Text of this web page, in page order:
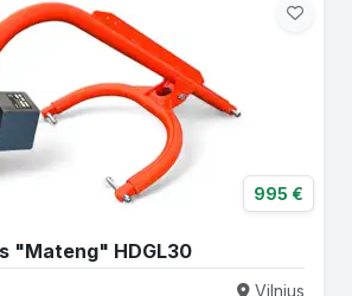
995 €
"Mateng" HDGL30
Vilnius